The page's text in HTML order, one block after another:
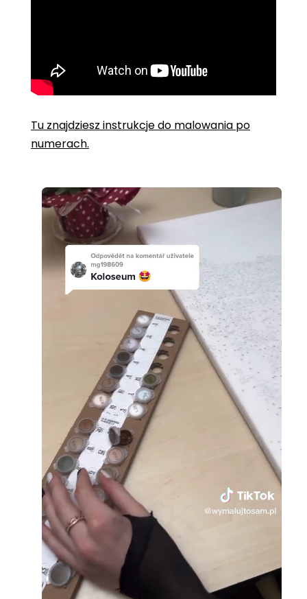
Tu znajdziesz instrukcje do malowania po
numerach.